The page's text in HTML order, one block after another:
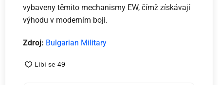
vybaveny těmito mechanismy EW, čímž získávají
výhodu v moderním boji.
Zdroj: Bulgarian Military